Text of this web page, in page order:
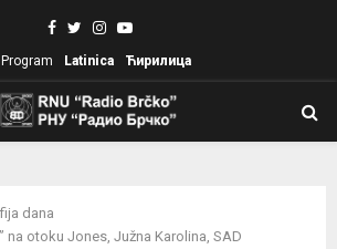
Facebook
TwitterInstagram
Youtube
Program Latinica Ћирилица
dana
na otoku Jones, Južna Karolina, SAD